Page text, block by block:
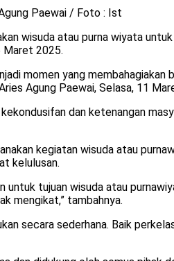
Paewai / Foto : Ist
wisuda atau purna wiyata
Maret 2025.
momen yang
Agung Paewai, Selasa, 11
dan ketenangan
kegiatan wisuda atau
kelulusan.
untuk tujuan wisuda atau
mengikat,” tambahnya.
secara sederhana. Baik